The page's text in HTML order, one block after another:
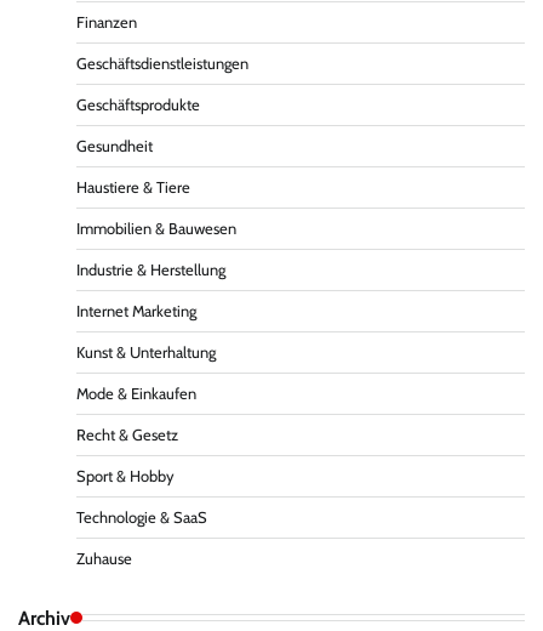
Finanzen
Geschäftsdienstleistungen
Geschäftsprodukte
Gesundheit
Haustiere & Tiere
Immobilien & Bauwesen
Industrie & Herstellung
Internet Marketing
Kunst & Unterhaltung
Mode & Einkaufen
Recht & Gesetz
Sport & Hobby
Technologie & SaaS
Zuhause
Archiv